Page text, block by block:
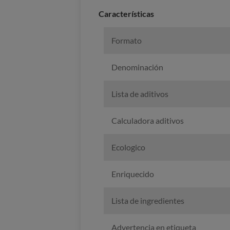
Características
Formato
Denominación
Lista de aditivos
Calculadora aditivos
Ecologico
Enriquecido
Lista de ingredientes
Advertencia en etiqueta